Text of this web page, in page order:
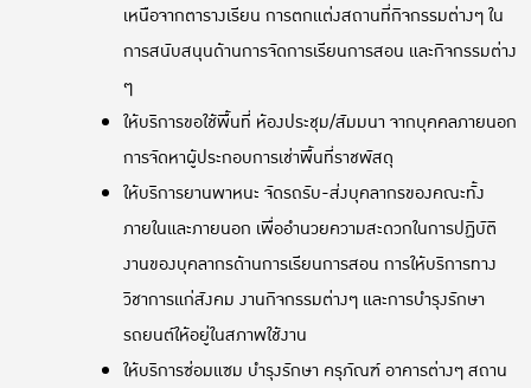
เหนือจากตารางเรียน การตกแต่งสถานที่กิจกรรมต่างๆ ใน
การสนับสนุนด้านการจัดการเรียนการสอน และกิจกรรมต่าง
ๆ
ให้บริการขอใช้พื้นที่ ห้องประชุม/สัมมนา จากบุคคลภายนอก
การจัดหาผู้ประกอบการเช่าพื้นที่ราชพัสดุ
ให้บริการยานพาหนะ จัดรถรับ-ส่งบุคลากรของคณะทั้ง
ภายในและภายนอก เพื่ออำนวยความสะดวกในการปฏิบัติ
งานของบุคลากรด้านการเรียนการสอน การให้บริการทาง
วิชาการแก่สังคม งานกิจกรรมต่างๆ และการบำรุงรักษา
รถยนต์ให้อยู่ในสภาพใช้งาน
ให้บริการซ่อมแซม บำรุงรักษา ครุภัณฑ์ อาคารต่างๆ สถาน